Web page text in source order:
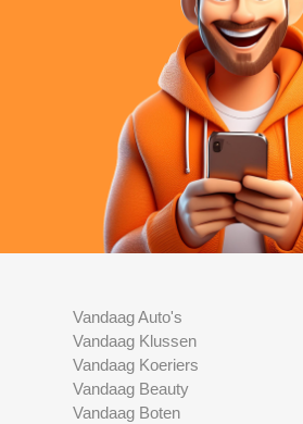
Vandaag Auto's
Vandaag Klussen
Vandaag Koeriers
Vandaag Beauty
Vandaag Boten